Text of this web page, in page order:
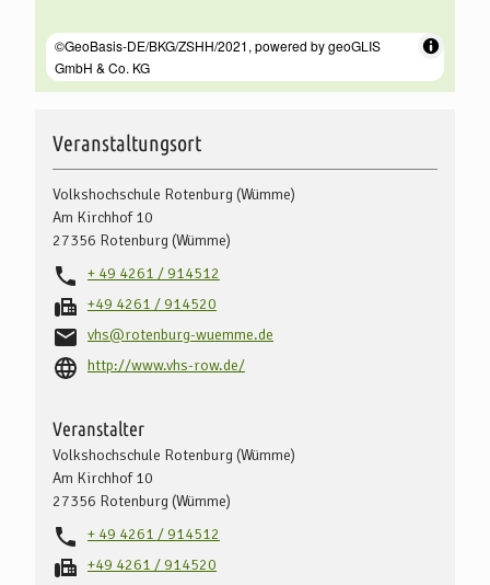
Veranstaltungsort
Volkshochschule Rotenburg (Wümme)
Am Kirchhof 10
27356 Rotenburg (Wümme)
+ 49 4261 / 914512
+49 4261 / 914520
vhs@rotenburg-wuemme.de
http://www.vhs-row.de/
Veranstalter
Volkshochschule Rotenburg (Wümme)
Am Kirchhof 10
27356 Rotenburg (Wümme)
+ 49 4261 / 914512
+49 4261 / 914520